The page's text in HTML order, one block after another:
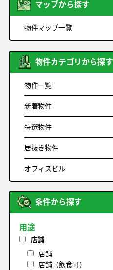
マップから探す
物件マップ一覧
物件カテゴリから探す
物件一覧
新着物件
特選物件
居抜き物件
オフィスビル
条件から探す
用途
店舗
店舗
店舗（飲食可）